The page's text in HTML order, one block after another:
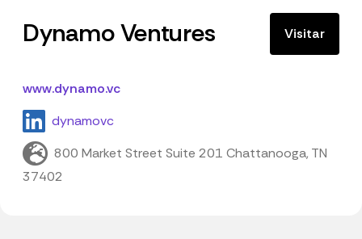
Dynamo Ventures Visitar
www.dynamo.vc
dynamovc
800 Market Street Suite 201 Chattanooga, TN
37402